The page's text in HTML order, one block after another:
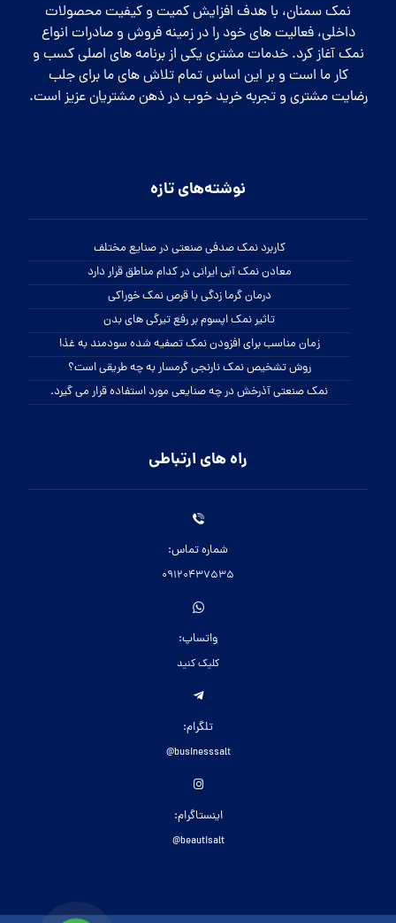
نمک سمنان، با هدف افزایش کمیت و کیفیت محصولات
داخلی، فعالیت های خود را در زمینه فروش و صادرات انواع
نمک آغاز کرد. خدمات مشتری یکی از برنامه های اصلی کسب و
کار ما است و بر این اساس تمام تلاش های ما برای جلب
رضایت مشتری و تجربه خرید خوب در ذهن مشتریان عزیز است.
نوشته‌های تازه
کاربرد نمک صدفی صنعتی در صنایع مختلف
معادن نمک آبی ایرانی در کدام مناطق قرار دارد
درمان گرما زدگی با قرص نمک خوراکی
تاثیر نمک اپسوم بر رفع تیرگی های بدن
زمان مناسب برای افزودن نمک تصفیه شده سودمند به غذا
روش تشخیص نمک نارنجی گرمسار به چه طریقی است؟
نمک صنعتی آذرخش در چه صنایعی مورد استفاده قرار می گیرد.
راه های ارتباطی
شماره تماس:
09120437535
واتساپ:
کلیک کنید
تلگرام:
businesssalt@
اینستاگرام:
beautisalt@